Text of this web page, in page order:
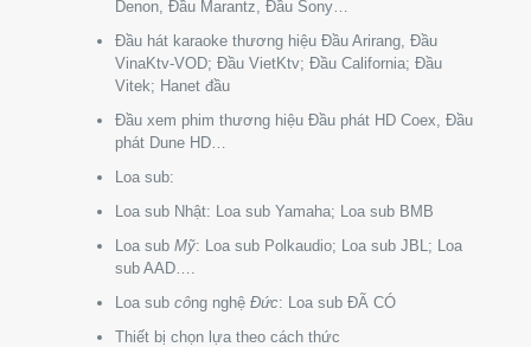
Denon, Đầu Marantz, Đầu Sony…
Đầu hát karaoke thương hiệu Đầu Arirang, Đầu
VinaKtv-VOD; Đầu VietKtv; Đầu California; Đầu
Vitek; Hanet đầu
Đầu xem phim thương hiệu Đầu phát HD Coex, Đầu
phát Dune HD…
Loa sub:
Loa sub Nhật: Loa sub Yamaha; Loa sub BMB
Loa sub Mỹ: Loa sub Polkaudio; Loa sub JBL; Loa
sub AAD….
Loa sub công nghệ Đức: Loa sub ĐÃ CÓ
Thiết bị chọn lựa theo cách thức